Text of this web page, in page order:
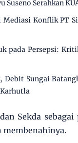
Suseno Serahkan
Mediasi Konflik PT
pada Persepsi:
Debit Sungai
Sekda
membenahinya.